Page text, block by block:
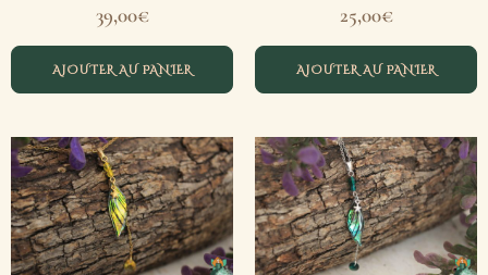
39,00€
AJOUTER AU PANIER
25,00€
AJOUTER AU PANIER